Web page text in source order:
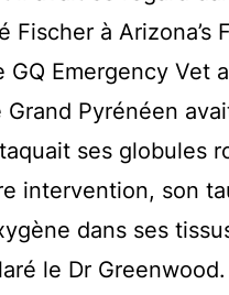
Fischer à
Emergency Vet
Pyrénéen
ses globules
intervention, son
dans ses
le Dr